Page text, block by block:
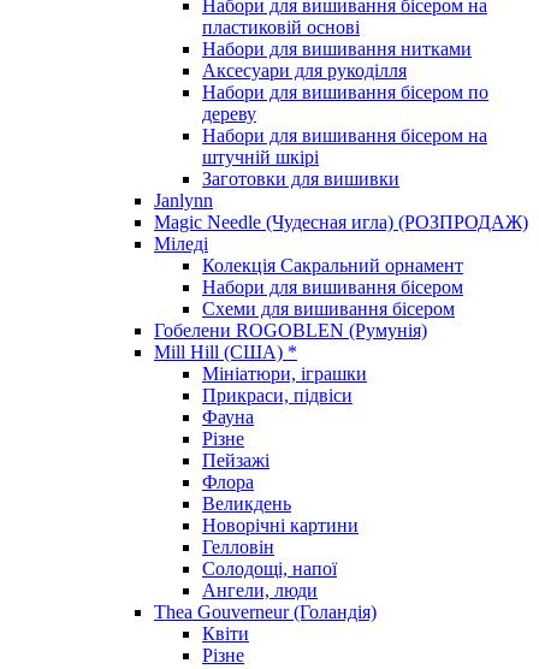
Набори для вишивання бісером на
пластиковій основі
Набори для вишивання нитками
Аксесуари для рукоділля
Набори для вишивання бісером по
дереву
Набори для вишивання бісером на
штучній шкірі
Заготовки для вишивки
Janlynn
Magic Needle (Чудесная игла) (РОЗПРОДАЖ)
Міледі
Колекція Сакральний орнамент
Набори для вишивання бісером
Схеми для вишивання бісером
Гобелени ROGOBLEN (Румунія)
Mill Hill (США) *
Мініатюри, іграшки
Прикраси, підвіси
Фауна
Різне
Пейзажі
Флора
Великдень
Новорічні картини
Гелловін
Солодощі, напої
Ангели, люди
Thea Gouverneur (Голандія)
Квіти
Різне